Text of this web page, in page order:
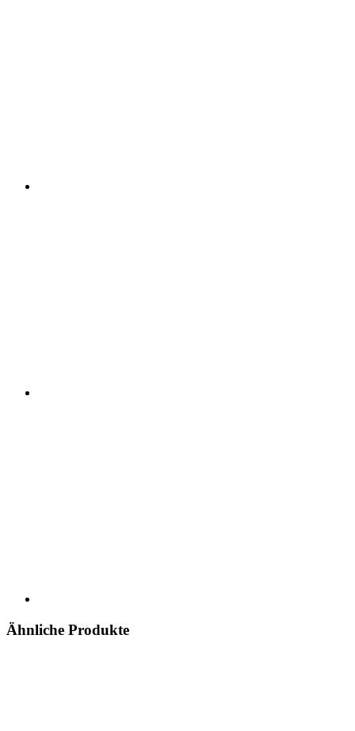
Ähnliche Produkte